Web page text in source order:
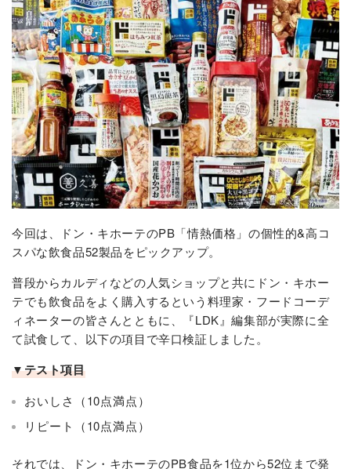
今回は、ドン・キホーテのPB「情熱価格」の個性的&高コ
スパな飲食品52製品をピックアップ。
普段からカルディなどの人気ショップと共にドン・キホー
テでも飲食品をよく購入するという料理家・フードコーデ
ィネーターの皆さんとともに、『LDK』編集部が実際に全
て試食して、以下の項目で辛口検証しました。
▼テスト項目
おいしさ（10点満点）
リピート（10点満点）
それでは、ドン・キホーテのPB食品を1位から52位まで発